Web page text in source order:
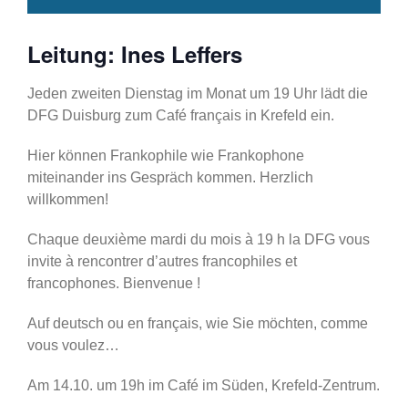
Leitung: Ines Leffers
Jeden zweiten Dienstag im Monat um 19 Uhr lädt die
DFG Duisburg zum Café français in Krefeld ein.
Hier können Frankophile wie Frankophone
miteinander ins Gespräch kommen. Herzlich
willkommen!
Chaque deuxième mardi du mois à 19 h la DFG vous
invite à rencontrer d’autres francophiles et
francophones. Bienvenue !
Auf deutsch ou en français, wie Sie möchten, comme
vous voulez…
Am 14.10. um 19h im Café im Süden, Krefeld-Zentrum.